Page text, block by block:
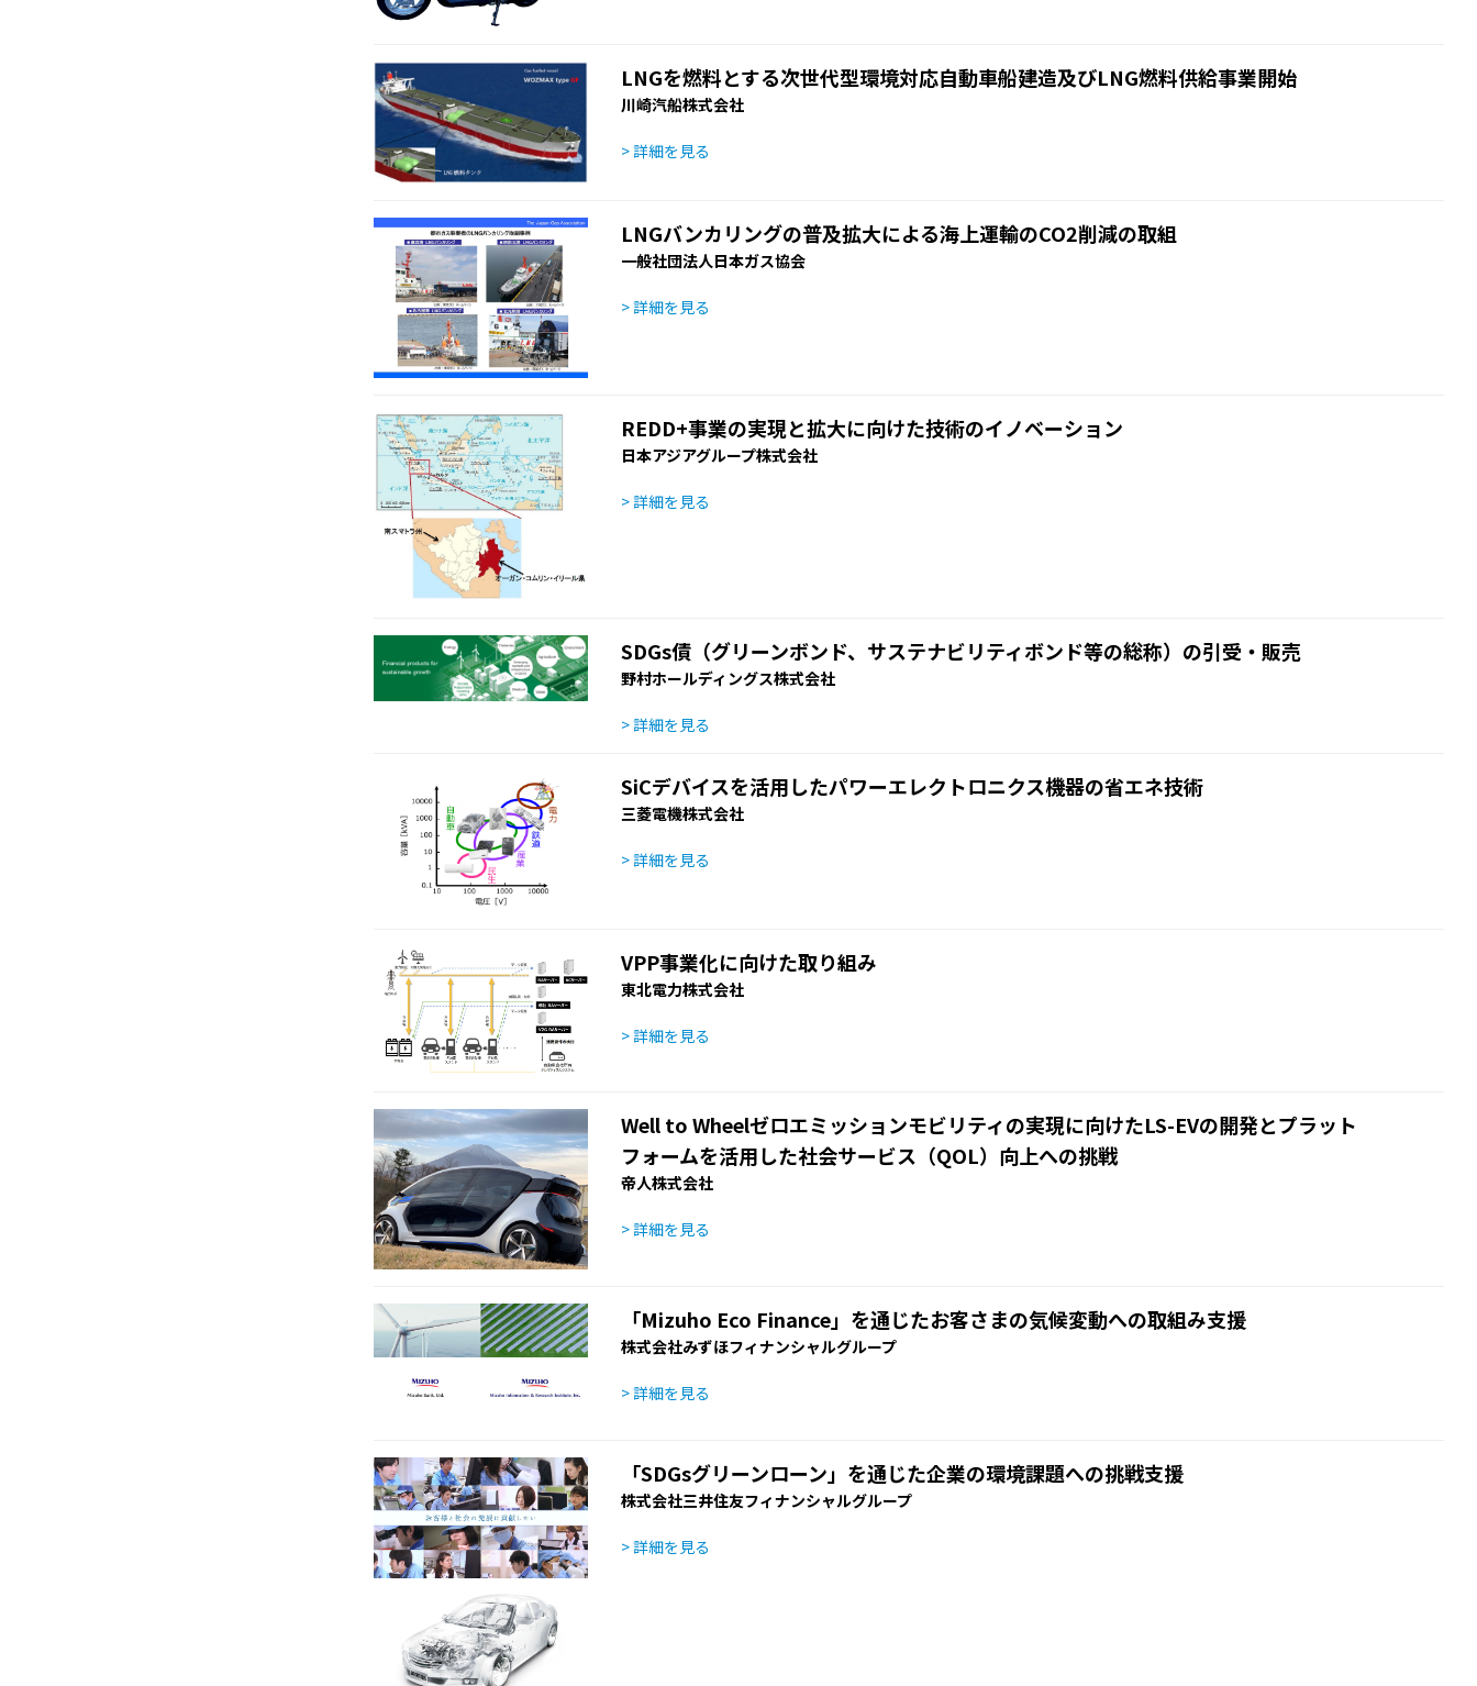
LNGを燃料とする次世代型環境対応自動車船建造及びLNG燃料供給事業開始
川崎汽船株式会社
> 詳細を見る
LNGバンカリングの普及拡大による海上運輸のCO2削減の取組
一般社団法人日本ガス協会
> 詳細を見る
REDD+事業の実現と拡大に向けた技術のイノベーション
日本アジアグループ株式会社
> 詳細を見る
SDGs債（グリーンボンド、サステナビリティボンド等の総称）の引受・販売
野村ホールディングス株式会社
> 詳細を見る
SiCデバイスを活用したパワーエレクトロニクス機器の省エネ技術
三菱電機株式会社
> 詳細を見る
VPP事業化に向けた取り組み
東北電力株式会社
> 詳細を見る
Well to Wheelゼロエミッションモビリティの実現に向けたLS-EVの開発とプラット
フォームを活用した社会サービス（QOL）向上への挑戦
帝人株式会社
> 詳細を見る
「Mizuho Eco Finance」を通じたお客さまの気候変動への取組み支援
株式会社みずほフィナンシャルグループ
> 詳細を見る
「SDGsグリーンローン」を通じた企業の環境課題への挑戦支援
株式会社三井住友フィナンシャルグループ
> 詳細を見る